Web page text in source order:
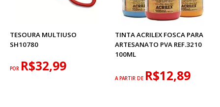
TESOURA MULTIUSO
SH10780
POR R$32,99
TINTA ACRILEX FOSCA PARA
ARTESANATO PVA REF.3210
100ML
A PARTIR DE R$12,89